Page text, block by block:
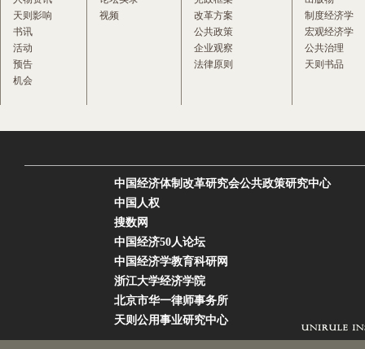
天则影响
书讯
活动
预告
机会
视频
改革方案
公共政策
企业观察
法律原则
制度经济学
宏观经济学
公共治理
天则书品
中国经济体制改革研究会公共政策研究中心
中国人权
搜数网
中国经济50人论坛
中国经济学教育科研网
浙江大学经济学院
北京市华一律师事务所
天则公用事业研究中心